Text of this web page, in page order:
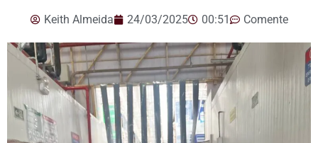
Keith Almeida 24/03/2025 00:51 Comente